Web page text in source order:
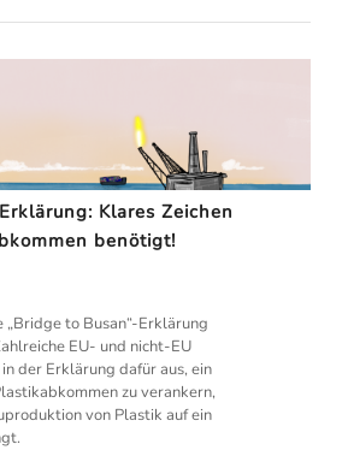
Klares Zeichen
benötigt!
to Busan“-Erklärung
EU- und nicht-EU
der Erklärung dafür aus, ein
zu verankern,
von Plastik auf ein